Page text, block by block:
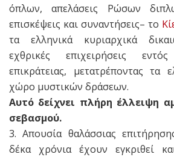
όπλων, απελάσεις Ρώσων
επισκέψεις και συναντήσεις– το
τα ελληνικά κυριαρχικά
εχθρικές επιχειρήσεις
επικράτειας, μετατρέποντας τα
χώρο μυστικών δράσεων.
Αυτό δείχνει πλήρη έλλειψη
σεβασμού.
3. Απουσία θαλάσσιας
δέκα χρόνια έχουν εγκριθεί